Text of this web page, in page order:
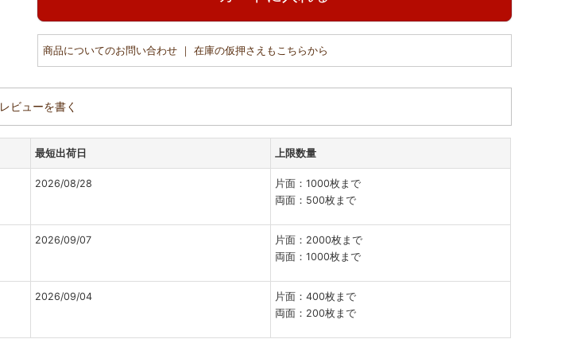
商品についてのお問い合わせ ｜ 在庫の仮押さえもこちらから
レビューを書く
最短出荷日 上限数量
2026/08/28
片面：1000枚まで
両面：500枚まで
2026/09/07
片面：2000枚まで
両面：1000枚まで
2026/09/04
片面：400枚まで
両面：200枚まで